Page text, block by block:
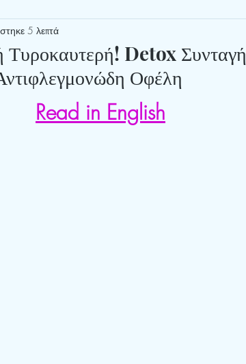
Τυροκαυτερή! Detox
Οφέλη
5 λεπτά
Read in English